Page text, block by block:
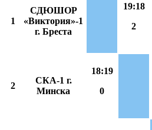
1
СДЮШОР
«Виктория»-1
г. Бреста
19:18
2
2
СКА-1 г.
Минска
18:19
0